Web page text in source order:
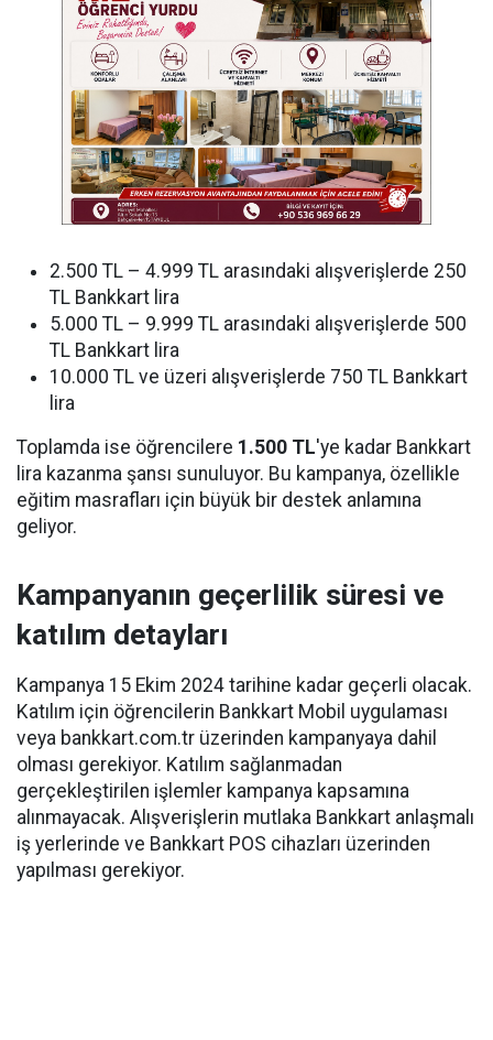
2.500 TL – 4.999 TL arasındaki alışverişlerde 250
TL Bankkart lira
5.000 TL – 9.999 TL arasındaki alışverişlerde 500
TL Bankkart lira
10.000 TL ve üzeri alışverişlerde 750 TL Bankkart
lira
Toplamda ise öğrencilere 1.500 TL'ye kadar Bankkart
lira kazanma şansı sunuluyor. Bu kampanya, özellikle
eğitim masrafları için büyük bir destek anlamına
geliyor.
Kampanyanın geçerlilik süresi ve
katılım detayları
Kampanya 15 Ekim 2024 tarihine kadar geçerli olacak.
Katılım için öğrencilerin Bankkart Mobil uygulaması
veya bankkart.com.tr üzerinden kampanyaya dahil
olması gerekiyor. Katılım sağlanmadan
gerçekleştirilen işlemler kampanya kapsamına
alınmayacak. Alışverişlerin mutlaka Bankkart anlaşmalı
iş yerlerinde ve Bankkart POS cihazları üzerinden
yapılması gerekiyor.